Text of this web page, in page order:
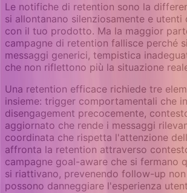
Le notifiche di retention sono la
si allontanano silenziosamente e utenti
con il tuo prodotto. Ma la maggior
campagne di retention fallisce perché
messaggi generici, tempistica
che non riflettono più la situazione
Una retention efficace richiede tre
insieme: trigger comportamentali che
disengagement precocemente,
aggiornato che rende i messaggi
coordinata che rispetta l'attenzione
affronta la retention attraverso
campagne goal-aware che si fermano
si riattivano, prevenendo follow-up
possono danneggiare l'esperienza